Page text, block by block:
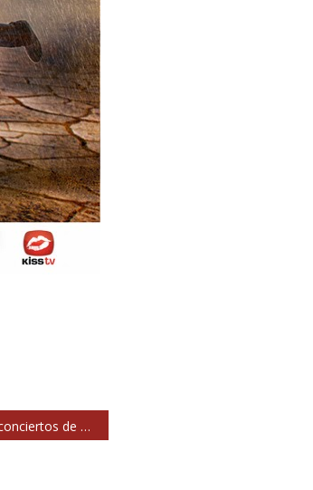
Próximos conciertos de Los Zigarros